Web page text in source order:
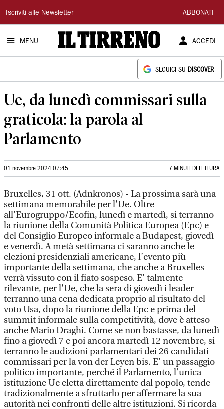
Il
Tirreno
Iscriviti alle Newsletter ABBONATI
MENU ACCEDI
SEGUICI SU DISCOVER
Ue, da lunedì commissari sulla
graticola: la parola al
Parlamento
01 novembre 2024 07:45 7 MINUTI DI LETTURA
Bruxelles, 31 ott. (Adnkronos) - La prossima sarà una
settimana memorabile per l'Ue. Oltre
all’Eurogruppo/Ecofin, lunedì e martedì, si terranno
la riunione della Comunità Politica Europea (Epc) e
del Consiglio Europeo informale a Budapest, giovedì
e venerdì. A metà settimana ci saranno anche le
elezioni presidenziali americane, l’evento più
importante della settimana, che anche a Bruxelles
verrà vissuto con il fiato sospeso. E' talmente
rilevante, per l'Ue, che la sera di giovedì i leader
terranno una cena dedicata proprio al risultato del
voto Usa, dopo la riunione della Epc e prima del
summit informale sulla competitività, dove è atteso
anche Mario Draghi. Come se non bastasse, da lunedì
fino a giovedì 7 e poi ancora martedì 12 novembre, si
terranno le audizioni parlamentari dei 26 candidati
commissari per la von der Leyen bis. E’ un passaggio
politico importante, perché il Parlamento, l’unica
istituzione Ue eletta direttamente dal popolo, tende
tradizionalmente a sfruttarlo per affermare la sua
autorità nei confronti delle altre istituzioni. Si ricorda